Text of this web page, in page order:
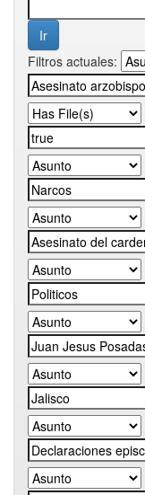
Filtros actuales: